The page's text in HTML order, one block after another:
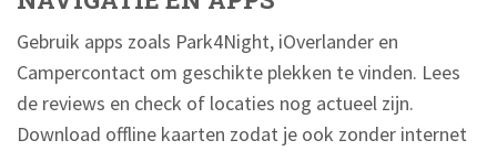
Gebruik apps zoals Park4Night, iOverlander en
Campercontact om geschikte plekken te vinden. Lees
de reviews en check of locaties nog actueel zijn.
Download offline kaarten zodat je ook zonder internet